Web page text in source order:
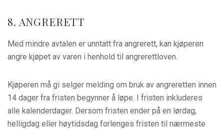
8. ANGRERETT
Med mindre avtalen er unntatt fra angrerett, kan kjøperen
angre kjøpet av varen i henhold til angrerettloven.
Kjøperen må gi selger melding om bruk av angreretten innen
14 dager fra fristen begynner å løpe. I fristen inkluderes
alle kalenderdager. Dersom fristen ender på en lørdag,
helligdag eller høytidsdag forlenges fristen til nærmeste